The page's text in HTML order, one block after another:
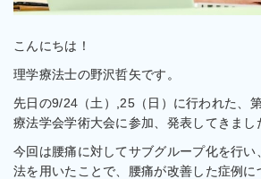
こんにちは！
理学療法士の野沢哲矢です。
先日の9/24（土）,25（日）に行われた、
療法学会学術大会に参加、発表してきまし
今回は腰痛に対してサブグループ化を行い
法を用いたことで、腰痛が改善した症例に